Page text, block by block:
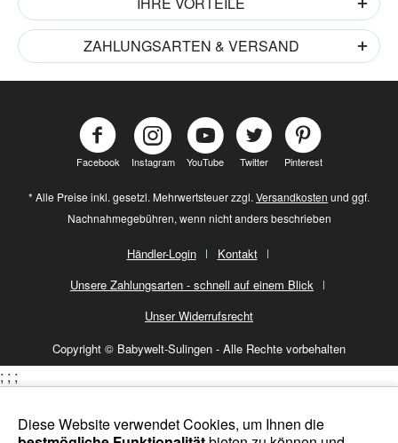
ZAHLUNGSARTEN & VERSAND
Facebook Instagram YouTube Twitter Pinterest
* Alle Preise inkl. gesetzl. Mehrwertsteuer zzgl. Versandkosten und ggf.
Nachnahmegebühren, wenn nicht anders beschrieben
Händler-Login
Kontakt
Unsere Zahlungsarten - schnell auf einem Blick
Unser Widerrufsrecht
Copyright © Babywelt-Sulingen - Alle Rechte vorbehalten
Diese Website verwendet Cookies, um Ihnen die
; ; ;